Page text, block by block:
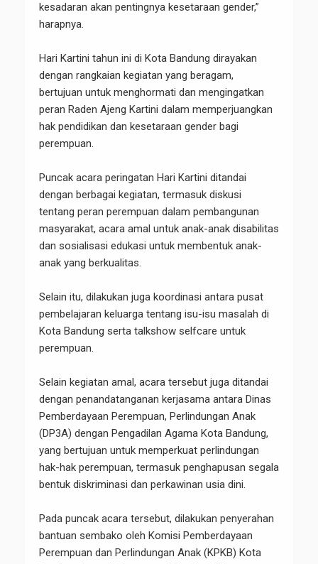
kesadaran akan pentingnya kesetaraan gender,”
harapnya.
Hari Kartini tahun ini di Kota Bandung dirayakan
dengan rangkaian kegiatan yang beragam,
bertujuan untuk menghormati dan mengingatkan
peran Raden Ajeng Kartini dalam memperjuangkan
hak pendidikan dan kesetaraan gender bagi
perempuan.
Puncak acara peringatan Hari Kartini ditandai
dengan berbagai kegiatan, termasuk diskusi
tentang peran perempuan dalam pembangunan
masyarakat, acara amal untuk anak-anak disabilitas
dan sosialisasi edukasi untuk membentuk anak-
anak yang berkualitas.
Selain itu, dilakukan juga koordinasi antara pusat
pembelajaran keluarga tentang isu-isu masalah di
Kota Bandung serta talkshow selfcare untuk
perempuan.
Selain kegiatan amal, acara tersebut juga ditandai
dengan penandatanganan kerjasama antara Dinas
Pemberdayaan Perempuan, Perlindungan Anak
(DP3A) dengan Pengadilan Agama Kota Bandung,
yang bertujuan untuk memperkuat perlindungan
hak-hak perempuan, termasuk penghapusan segala
bentuk diskriminasi dan perkawinan usia dini.
Pada puncak acara tersebut, dilakukan penyerahan
bantuan sembako oleh Komisi Pemberdayaan
Perempuan dan Perlindungan Anak (KPKB) Kota